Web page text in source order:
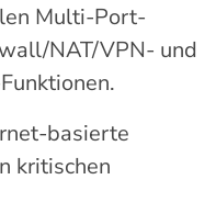
Multi-Port-
NAT/VPN- und
basierte
kritischen